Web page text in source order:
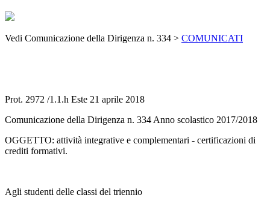
Vedi Comunicazione della Dirigenza n. 334 > COMUNICATI
Prot. 2972 /1.1.h Este 21 aprile 2018
Comunicazione della Dirigenza n. 334 Anno scolastico 2017/2018
OGGETTO: attività integrative e complementari - certificazioni di
crediti formativi.
Agli studenti delle classi del triennio